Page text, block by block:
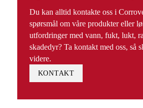
Du kan alltid kontakte oss i
spørsmål om våre produkter eller
utfordringer med vann, fukt, lukt,
skadedyr? Ta kontakt med oss, så
videre.
KONTAKT